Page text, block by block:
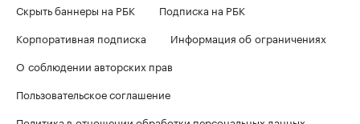
Скрыть баннеры на РБК
Подписка на РБК
Корпоративная подписка
Информация об ограничениях
О соблюдении авторских прав
Пользовательское соглашение